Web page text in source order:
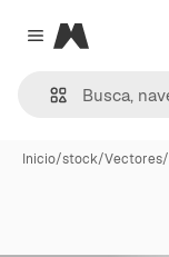
Close menu
Magnific
Inicio/stock/Vectores/